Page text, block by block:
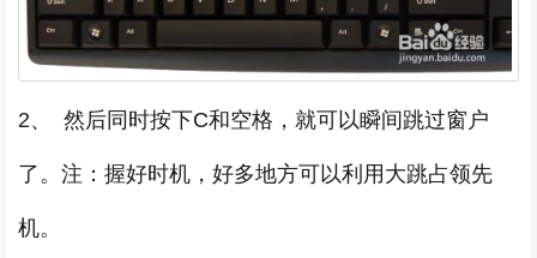
2、 然后同时按下C和空格，就可以瞬间跳过窗户
了。注：握好时机，好多地方可以利用大跳占领先
机。